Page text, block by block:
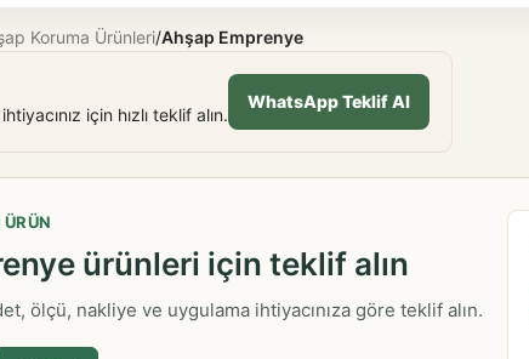
Koruma Ürünleri/Ahşap Emprenye
için hızlı teklif alın.
WhatsApp Teklif Al
ürünleri için teklif alın
ölçü, nakliye ve uygulama ihtiyacınıza göre teklif alın.